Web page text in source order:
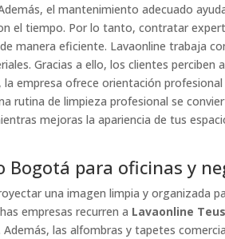
el mantenimiento adecuado
el tiempo. Por lo tanto, contratar
manera eficiente. Lavaonline trabaja
Gracias a ello, los clientes perciben
la empresa ofrece orientación
rutina de limpieza profesional se
mejoras la apariencia de tus
Bogotá para oficinas y
una imagen limpia y organizada
empresas recurren a Lavaonline
las alfombras y tapetes